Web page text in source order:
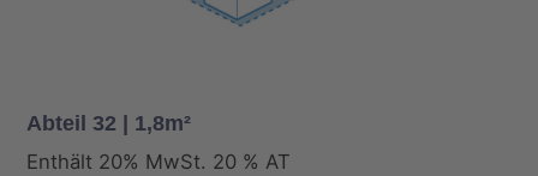
Abteil 32 | 1,8m²
Enthält 20% MwSt. 20 % AT